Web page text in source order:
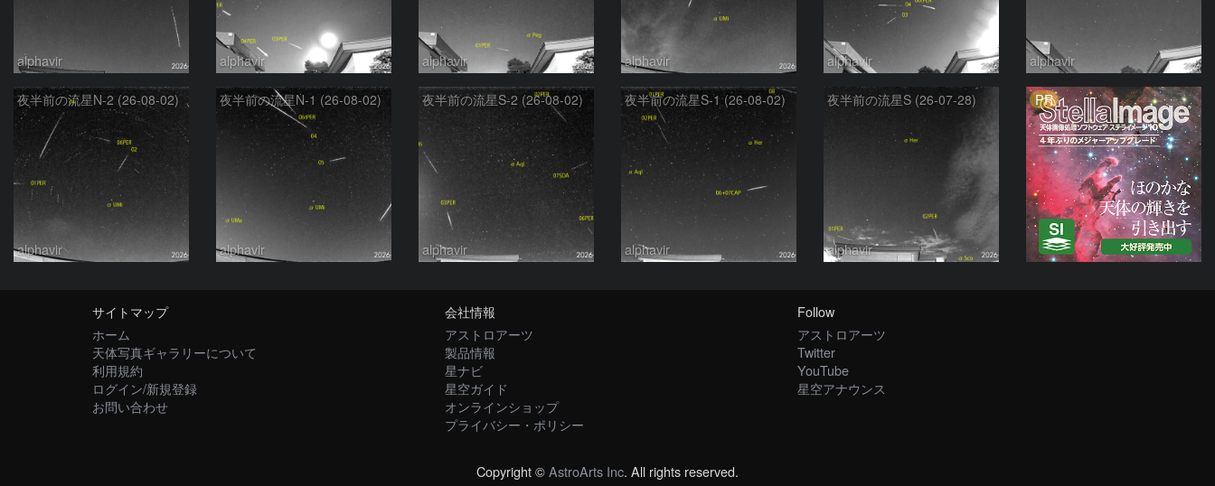
alphavir alphavir alphavir alphavir alphavir alphavir
夜半前の流星N-2 (26-08-02)
alphavir
夜半前の流星N-1 (26-08-02)
alphavir
夜半前の流星S-2 (26-08-02)
alphavir
夜半前の流星S-1 (26-08-02)
alphavir
夜半前の流星S (26-07-28)
alphavir
PR
サイトマップ
ホーム
天体写真ギャラリーについて
利用規約
ログイン/新規登録
お問い合わせ
会社情報
アストロアーツ
製品情報
星ナビ
星空ガイド
オンラインショップ
プライバシー・ポリシー
Follow
アストロアーツ
Twitter
YouTube
星空アナウンス
Copyright ©AstroArts Inc. All rights reserved.